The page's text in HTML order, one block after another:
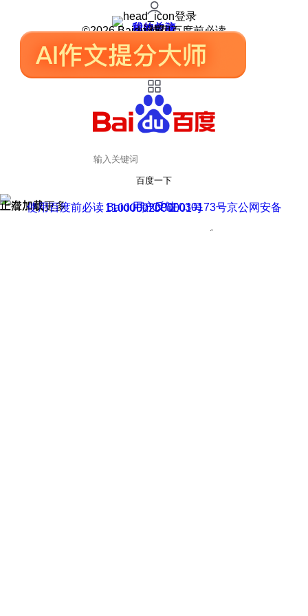
登录
我的关注
我的收藏
皮肤中心
用户反馈
设置
©2026 Baidu 使用百度前必读
百度一下
正在加载
上滑加载更多 用户反馈
使用百度前必读 Baidu 京ICP证030173号
京公网安备11000002000001号